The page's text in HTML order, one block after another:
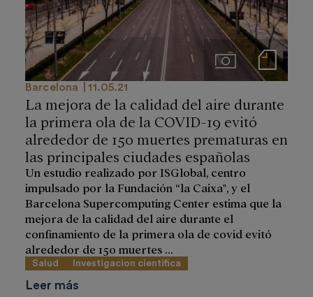
ImágenesNotas de prensa
Barcelona 11.05.21
La mejora de la calidad del aire durante
la primera ola de la COVID-19 evitó
alrededor de 150 muertes prematuras en
las principales ciudades españolas
Un estudio realizado por ISGlobal, centro
impulsado por la Fundación “la Caixa", y el
Barcelona Supercomputing Center estima que la
mejora de la calidad del aire durante el
confinamiento de la primera ola de covid evitó
alrededor de 150 muertes ...
Salud Investigacion cientifica
Leer más